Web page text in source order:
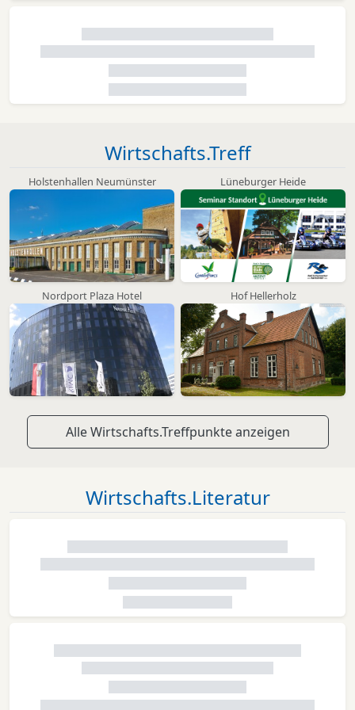
Wirtschafts.Treff
Holstenhallen Neumünster Lüneburger Heide
Nordport Plaza Hotel Hof Hellerholz
Alle Wirtschafts.Treffpunkte anzeigen
Wirtschafts.Literatur